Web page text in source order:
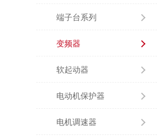
端子台系列
变频器
软起动器
电动机保护器
电机调速器